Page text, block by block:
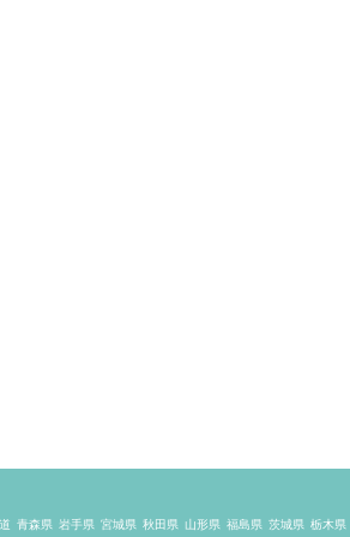
青森県 岩手県 宮城県 秋田県 山形県 福島県 茨城県 栃木県